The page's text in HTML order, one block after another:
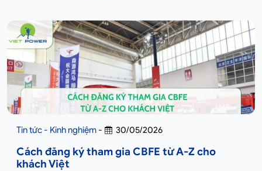
Tin tức - Kinh nghiệm - 30/05/2026
Cách đăng ký tham gia CBFE từ A-Z cho
khách Việt